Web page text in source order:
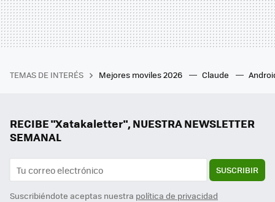
TEMAS DE INTERÉS Mejores moviles 2026 Claude
RECIBE "Xatakaletter", NUESTRA NEWSLETTER
SEMANAL
SUSCRIBIR
Suscribiéndote aceptas nuestra política de privacidad